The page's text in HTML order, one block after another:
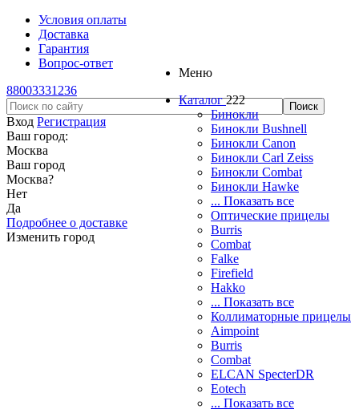
Условия оплаты
Доставка
Гарантия
Вопрос-ответ
88003331236
Вход Регистрация
Ваш город:
Москва
Ваш город
Москва?
Нет
Да
Подробнее о доставке
Изменить город
Меню
Каталог 222
Бинокли
Бинокли Bushnell
Бинокли Canon
Бинокли Carl Zeiss
Бинокли Combat
Бинокли Hawke
... Показать все
Оптические прицелы
Burris
Combat
Falke
Firefield
Hakko
... Показать все
Коллиматорные прицелы
Aimpoint
Burris
Combat
ELCAN SpecterDR
Eotech
... Показать все